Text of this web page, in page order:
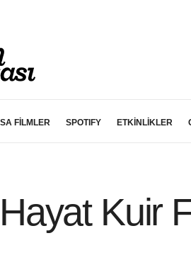
FİLMLER SPOTIFY ETKİNLİKLER
Kuir